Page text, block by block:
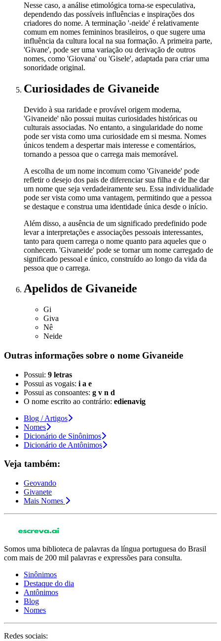
Nesse caso, a análise etimológica torna-se especulativa,
dependendo das possíveis influências e inspirações dos
criadores do nome. A terminação '-neide' é relativamente
comum em nomes femininos brasileiros, o que sugere uma
influência da cultura local na sua formação. A primeira parte,
'Givane', pode ser uma variação ou derivação de outros
nomes, como 'Giovana' ou 'Gisele', adaptada para criar uma
sonoridade original.
Curiosidades de Givaneide
Devido à sua raridade e provável origem moderna,
'Givaneide' não possui muitas curiosidades históricas ou
culturais associadas. No entanto, a singularidade do nome
pode ser vista como uma curiosidade em si mesma. Nomes
únicos tendem a despertar mais interesse e comentários,
tornando a pessoa que o carrega mais memorável.
A escolha de um nome incomum como 'Givaneide' pode
refletir o desejo dos pais de diferenciar sua filha e de lhe dar
um nome que seja verdadeiramente seu. Essa individualidade
pode ser vista como uma vantagem, permitindo que a pessoa
se destaque e construa uma identidade única desde o início.
Além disso, a ausência de um significado predefinido pode
levar a interpretações e associações pessoais interessantes,
tanto para quem carrega o nome quanto para aqueles que o
conhecem. 'Givaneide' pode se tornar um nome carregado de
significado pessoal e único, construído ao longo da vida da
pessoa que o carrega.
Apelidos de Givaneide
Gi
Giva
Nê
Neide
Outras informações sobre o nome Givaneide
Possui: 9 letras
Possui as vogais: i a e
Possui as consoantes: g v n d
O nome escrito ao contrário: edienavig
Blog / Artigos
Nomes
Dicionário de Sinônimos
Dicionário de Antônimos
Veja também:
Geovando
Givanete
Mais Nomes
Somos uma biblioteca de palavras da língua portuguesa do Brasil
com mais de 200 mil palavras e expressões para consulta.
Sinônimos
Destaque do dia
Antônimos
Blog
Nomes
Redes sociais: